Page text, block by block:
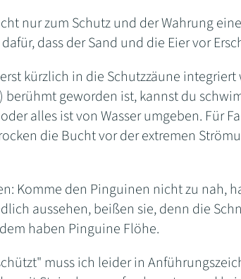
nur zum Schutz und der Wahrung
dass der Sand und die Eier vor
kürzlich in die Schutzzäune
geworden ist, kannst du
alles ist von Wasser umgeben. Für
die Bucht vor der extremen
Komme den Pinguinen nicht zu nah,
aussehen, beißen sie, denn die
haben Pinguine Flöhe.
muss ich leider in